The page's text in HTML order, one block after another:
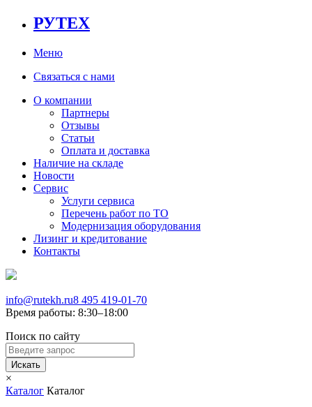
РУТЕХ
Меню
Связаться с нами
О компании
Партнеры
Отзывы
Статьи
Оплата и доставка
Наличие на складе
Новости
Сервис
Услуги сервиса
Перечень работ по ТО
Модернизация оборудования
Лизинг и кредитование
Контакты
info@rutekh.ru8 495 419-01-70
Время работы: 8:30–18:00
Поиск по сайту
Искать
×
Каталог Каталог